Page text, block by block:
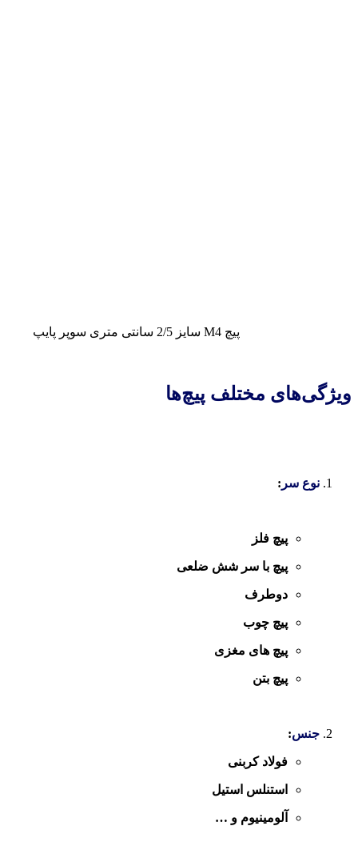
پیچ M4 سایز 2/5 سانتی متری سوپر پایپ
ویژگی‌های مختلف پیچ‌ها
نوع سر :
پیچ فلز
پیچ با سر شش ضلعی
دوطرف
پیچ چوب
پیچ های مغزی
پیچ بتن
جنس:
فولاد کربنی
استنلس استیل
آلومینیوم و …